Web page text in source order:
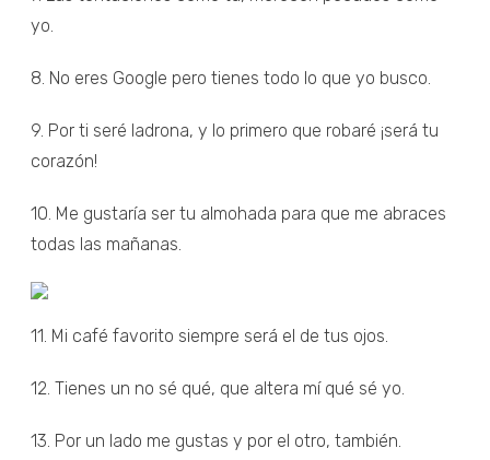
yo.
8. No eres Google pero tienes todo lo que yo busco.
9. Por ti seré ladrona, y lo primero que robaré ¡será tu
corazón!
10. Me gustaría ser tu almohada para que me abraces
todas las mañanas.
11. Mi café favorito siempre será el de tus ojos.
12. Tienes un no sé qué, que altera mí qué sé yo.
13. Por un lado me gustas y por el otro, también.